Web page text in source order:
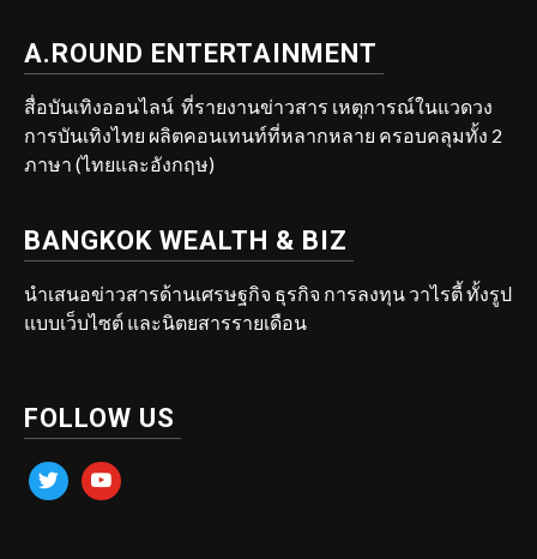
A.ROUND ENTERTAINMENT
สื่อบันเทิงออนไลน์ ที่รายงานข่าวสาร เหตุการณ์ในแวดวง
การบันเทิงไทย ผลิตคอนเทนท์ที่หลากหลาย ครอบคลุมทั้ง 2
ภาษา (ไทยและอังกฤษ)
BANGKOK WEALTH & BIZ
นำเสนอข่าวสารด้านเศรษฐกิจ ธุรกิจ การลงทุน วาไรตี้ ทั้งรูป
แบบเว็บไซต์ และนิตยสารรายเดือน
FOLLOW US
twitter youtube